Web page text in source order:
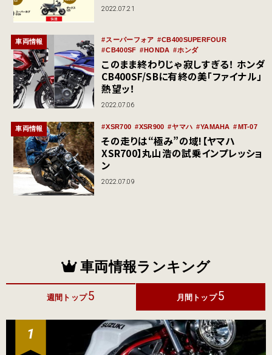
2022.07.21
車両情報 スーパーフォア
CB400SUPERFOUR
CB400SF
HONDA ホンダ
このまま終わりじゃ寂しすぎる！ ホンダ
CB400SF/SBに有終の美「ファイナル」
熱望ッ！
2022.07.06
車両情報 XSR700 XSR900 ヤマハ YAMAHA MT-07
その走りは“極み”の域!【ヤマハ
XSR700】丸山浩の試乗インプレッショ
ン
2022.07.09
車両情報ランキング
週間トップ5 月間トップ 5